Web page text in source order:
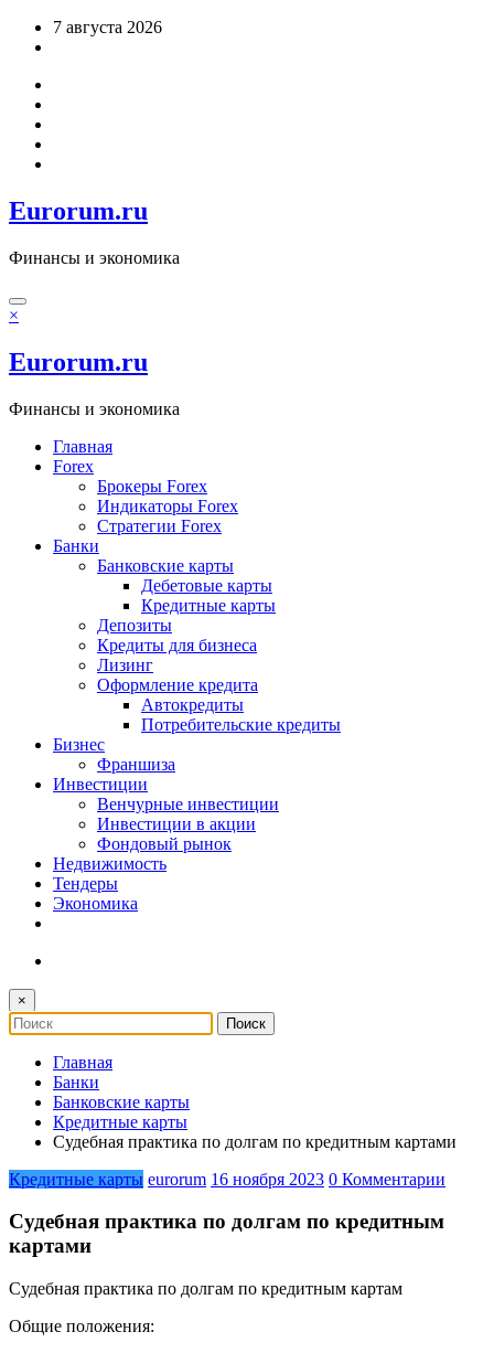
Перейти7 августа 2026
Eurorum.ru
Финансы и экономика
×
Eurorum.ru
Финансы и экономика
Главная
Forex
Брокеры Forex
Индикаторы Forex
Стратегии Forex
Банки
Банковские карты
Дебетовые карты
Кредитные карты
Депозиты
Кредиты для бизнеса
Лизинг
Оформление кредита
Автокредиты
Потребительские кредиты
Бизнес
Франшиза
Инвестиции
Венчурные инвестиции
Инвестиции в акции
Фондовый рынок
Недвижимость
Тендеры
Экономика
×
Главная
Банки
Банковские карты
Кредитные карты
Судебная практика по долгам по кредитным картами
Кредитные карты eurorum 16 ноября 2023 0 Комментарии
Судебная практика по долгам по кредитным
картами
Судебная практика по долгам по кредитным картам
Общие положения: